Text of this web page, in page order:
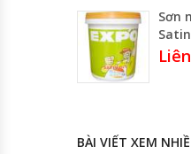
Sơn
BÀI VIẾT XEM